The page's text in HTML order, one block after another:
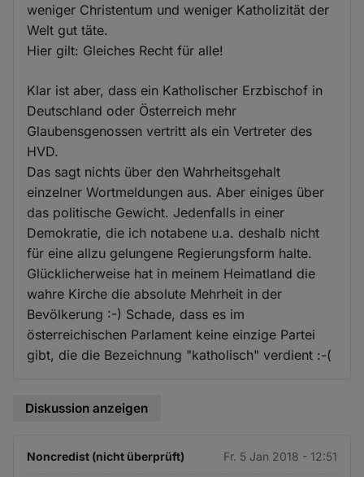
weniger Christentum und weniger Katholizität der
Welt gut täte.
Hier gilt: Gleiches Recht für alle!
Klar ist aber, dass ein Katholischer Erzbischof in
Deutschland oder Österreich mehr
Glaubensgenossen vertritt als ein Vertreter des
HVD.
Das sagt nichts über den Wahrheitsgehalt
einzelner Wortmeldungen aus. Aber einiges über
das politische Gewicht. Jedenfalls in einer
Demokratie, die ich notabene u.a. deshalb nicht
für eine allzu gelungene Regierungsform halte.
Glücklicherweise hat in meinem Heimatland die
wahre Kirche die absolute Mehrheit in der
Bevölkerung :-) Schade, dass es im
österreichischen Parlament keine einzige Partei
gibt, die die Bezeichnung "katholisch" verdient :-(
Diskussion anzeigen
Noncredist (nicht überprüft) Fr. 5 Jan 2018 - 12:51